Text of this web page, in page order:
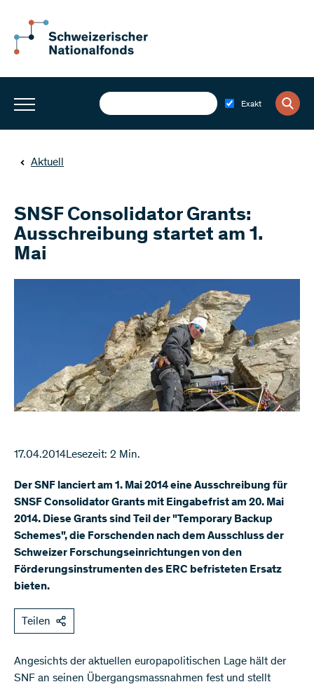
Exakt
Aktuell
SNSF Consolidator Grants:
Ausschreibung startet am 1.
Mai
17.04.2014Lesezeit: 2 Min.
Der SNF lanciert am 1. Mai 2014 eine Ausschreibung für
SNSF Consolidator Grants mit Eingabefrist am 20. Mai
2014. Diese Grants sind Teil der "Temporary Backup
Schemes", die Forschenden nach dem Ausschluss der
Schweizer Forschungseinrichtungen von den
Förderungsinstrumenten des ERC befristeten Ersatz
bieten.
Teilen
Angesichts der aktuellen europapolitischen Lage hält der
SNF an seinen Übergangsmassnahmen fest und stellt